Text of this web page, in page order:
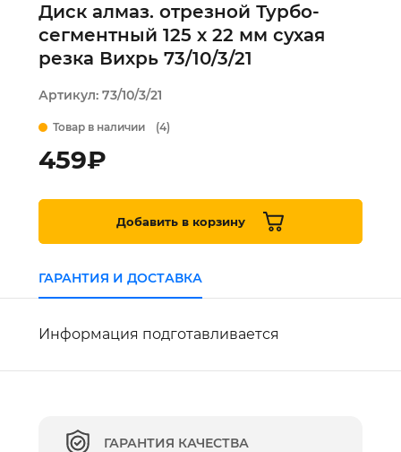
Диск алмаз. отрезной Турбо-
сегментный 125 х 22 мм сухая
резка Вихрь 73/10/3/21
Артикул: 73/10/3/21
Товар в наличии (4)
459₽
Добавить в корзину
ГАРАНТИЯ И ДОСТАВКА
Информация подготавливается
ГАРАНТИЯ КАЧЕСТВА